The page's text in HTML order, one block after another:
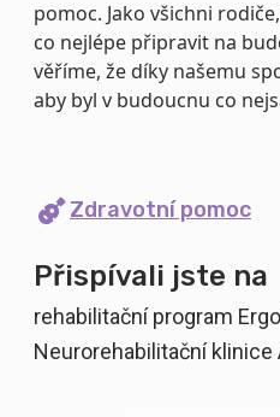
Zdravotní pomoc
Přispívali jste na
rehabilitační program
Neurorehabilitační klinice
pomoc. Jako všichni
co nejlépe připravit na
věříme, že díky našemu
aby byl v budoucnu co